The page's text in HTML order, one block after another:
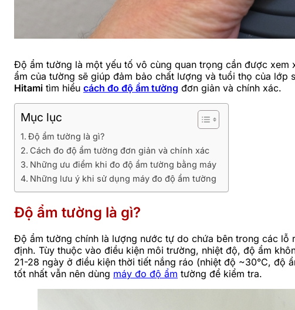
Độ ẩm tường là một yếu tố vô cùng quan trọng cần được
ẩm của tường sẽ giúp đảm bảo chất lượng và tuổi thọ của lớp
Hitami tìm hiểu cách đo độ ẩm tường đơn giản và chính xác.
Mục lục
Độ ẩm tường là gì?
Cách đo độ ẩm tường đơn giản và chính xác
Những ưu điểm khi đo độ ẩm tường bằng máy
Những lưu ý khi sử dụng máy đo độ ẩm tường
Độ ẩm tường là gì?
Độ ẩm tường chính là lượng nước tự do chứa bên trong các
định. Tùy thuộc vào điều kiện môi trường, nhiệt độ, độ ẩm
21-28 ngày ở điều kiện thời tiết nắng ráo (nhiệt độ ~30°C, độ
tốt nhất vẫn nên dùng máy đo độ ẩm tường để kiểm tra.